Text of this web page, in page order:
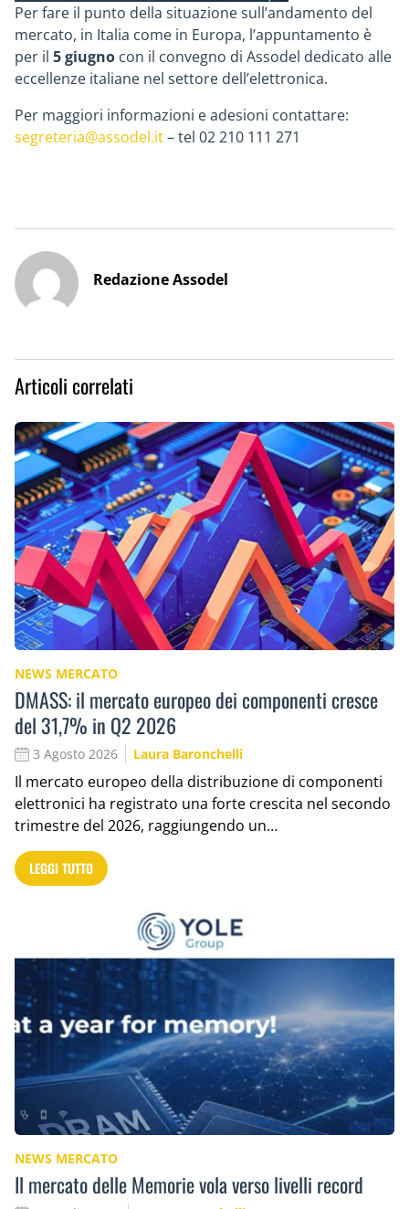
Per fare il punto della situazione sull’andamento del
mercato, in Italia come in Europa, l’appuntamento è
per il 5 giugno con il convegno di Assodel dedicato alle
eccellenze italiane nel settore dell’elettronica.
Per maggiori informazioni e adesioni contattare:
segreteria@assodel.it– tel 02 210 111 271
Redazione Assodel
Articoli correlati
NEWS MERCATO
DMASS: il mercato europeo dei componenti cresce
del 31,7% in Q2 2026
3 Agosto 2026 Laura Baronchelli
Il mercato europeo della distribuzione di componenti
elettronici ha registrato una forte crescita nel secondo
trimestre del 2026, raggiungendo un…
LEGGI TUTTO
NEWS MERCATO
Il mercato delle Memorie vola verso livelli record